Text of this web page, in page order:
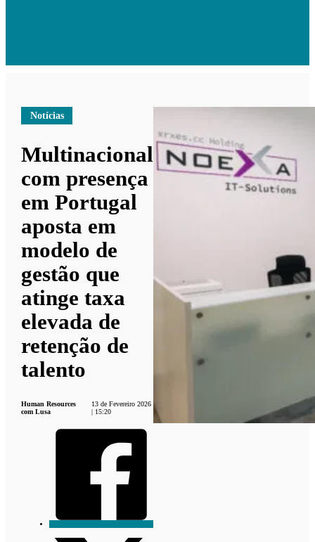
Notícias
Multinacional
com presença
em Portugal
aposta em
modelo de
gestão que
atinge taxa
elevada de
retenção de
talento
Human Resources
com Lusa
13 de Fevereiro 2026
| 15:20